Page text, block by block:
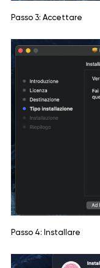
Passo 3: Accettare
Passo 4: Installare